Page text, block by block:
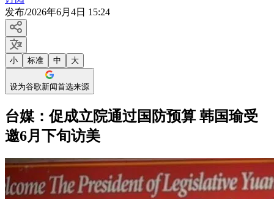
发布/2026年6月4日 15:24
小 标准 中 大
设为谷歌新闻首选来源
台媒：促成立院通过国防预算 韩国瑜受
邀6月下旬访美